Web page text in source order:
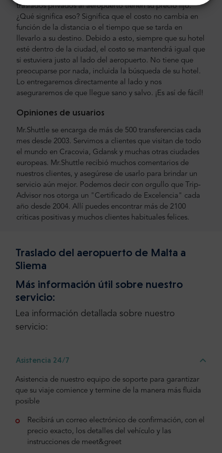
traslados privados al aeropuerto tienen su precio fijo.
¿Qué significa eso? Significa que el costo no cambia en
función de la distancia o el tiempo que se tarda en
llevarlo a su destino. Debido a esto, siempre que su hotel
esté dentro de la ciudad, el costo se mantendrá igual que
si estuviera justo al lado del aeropuerto. No tiene que
preocuparse por nada, incluida la búsqueda de su hotel.
Lo entregaremos directamente al lado y nos
aseguraremos de que llegue sano y salvo. ¡Es así de fácil!
Opiniones de usuarios
Mr.Shuttle se encarga de más de 500 transferencias cada
mes desde 2003. Servimos a clientes que visitan de todo
el mundo en Cracovia, Gdansk y muchas otras ciudades
europeas. Mr.Shuttle recibió muchos comentarios de
nuestros clientes, y asegúrese de usarlo para brindar un
servicio aún mejor. Podemos decir con orgullo que Trip-
Advisor nos otorga un "Certificado de Excelencia" cada
año desde 2004. Allí puedes encontrar más de 2100
críticas positivas y muchos clientes habituales felices.
Traslado del aeropuerto de Malta a
Sliema
Más información útil sobre nuestro
servicio:
Lea información detallada sobre nuestro
servicio:
Asistencia 24/7
Asistencia de nuestro equipo de soporte para garantizar
que su viaje comience y termine de la manera más fluida
posible
Recibirá un correo electrónico de confirmación, con el
precio exacto, los detalles del vehículo y las
instrucciones de meet&greet